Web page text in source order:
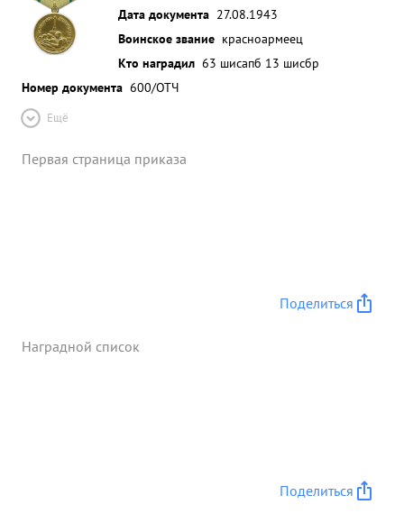
Дата документа 27.08.1943
Воинское звание красноармеец
Кто наградил 63 шисапб 13 шисбр
Номер документа 600/ОТЧ
Ещё
Первая страница приказа
Поделиться
Наградной список
Поделиться